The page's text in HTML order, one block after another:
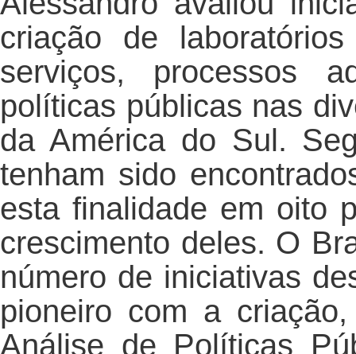
criação de
serviços, processos
políticas públicas nas
da América do Sul.
tenham sido
esta finalidade em oito
crescimento deles. O
número de iniciativas
pioneiro com a
Análise de Políticas